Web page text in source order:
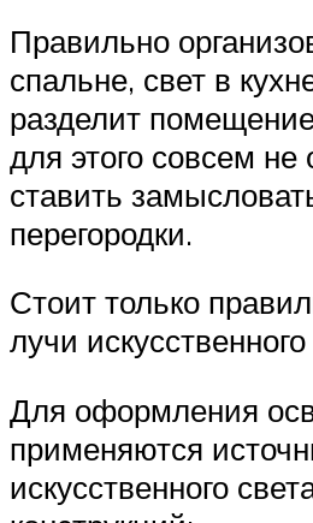
Правильно
спальне, свет в
разделит
для этого совсем не
ставить
перегородки.
Стоит только
лучи
Для оформления
применяются
искусственного